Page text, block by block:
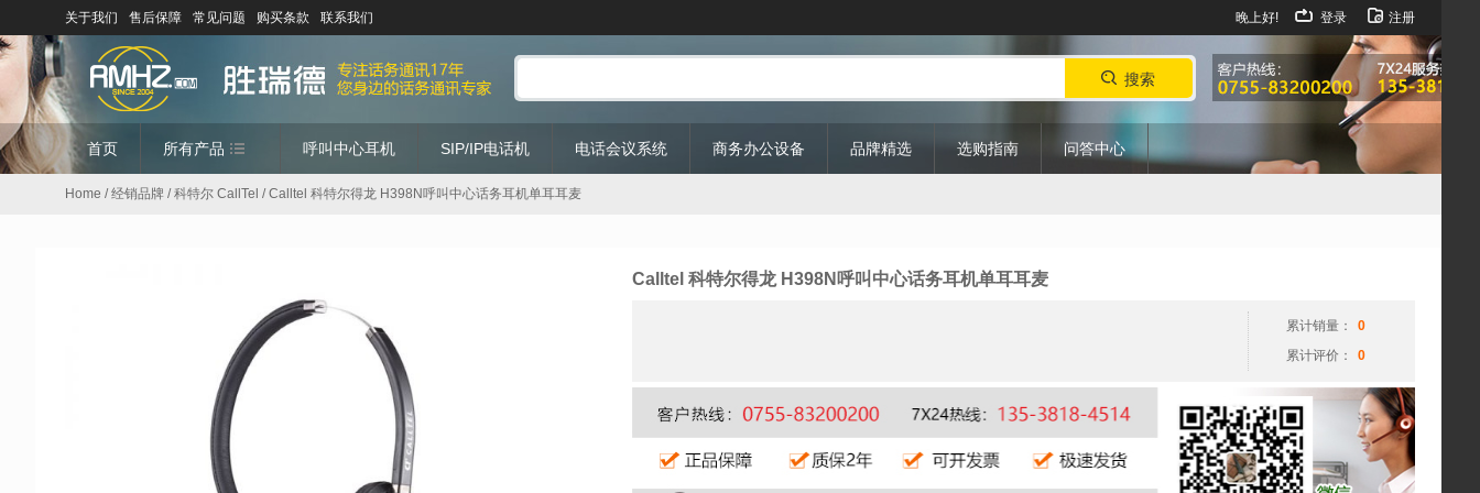
关于我们 售后保障 常见问题 购买条款 联系我们 晚上好! 登录 注册
搜索
首页 所有产品 呼叫中心耳机 SIP/IP电话机 电话会议系统 商务办公设备 品牌精选 选购指南 问答中心
Home /经销品牌 /科特尔 CallTel / Calltel 科特尔得龙 H398N呼叫中心话务耳机单耳耳麦
Calltel 科特尔得龙 H398N呼叫中心话务耳机单耳耳麦
累计销量：
0
累计评价：
0